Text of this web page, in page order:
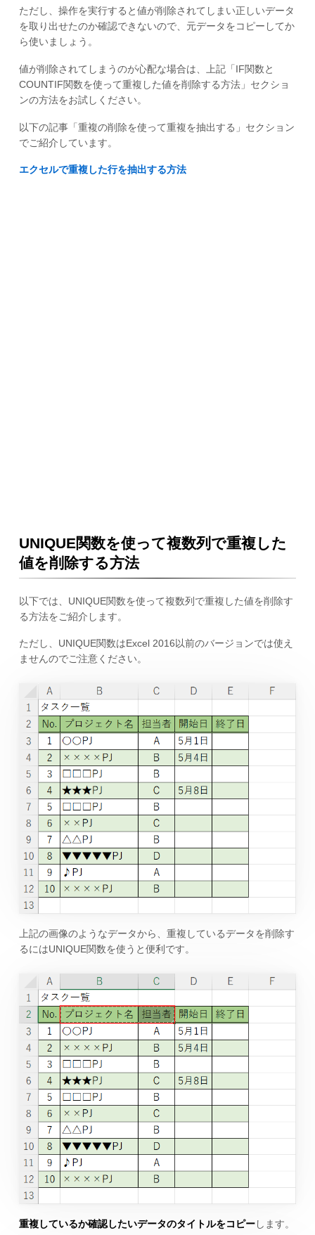
ただし、操作を実行すると値が削除されてしまい正しいデータ
を取り出せたのか確認できないので、元データをコピーしてか
ら使いましょう。
値が削除されてしまうのが心配な場合は、上記「IF関数と
COUNTIF関数を使って重複した値を削除する方法」セクショ
ンの方法をお試しください。
以下の記事「重複の削除を使って重複を抽出する」セクション
でご紹介しています。
エクセルで重複した行を抽出する方法
UNIQUE関数を使って複数列で重複した
値を削除する方法
以下では、UNIQUE関数を使って複数列で重複した値を削除す
る方法をご紹介します。
ただし、UNIQUE関数はExcel 2016以前のバージョンでは使え
ませんのでご注意ください。
上記の画像のようなデータから、重複しているデータを削除す
るにはUNIQUE関数を使うと便利です。
重複しているか確認したいデータのタイトルをコピーします。